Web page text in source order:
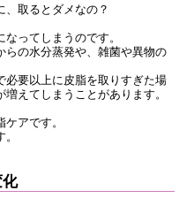
、取るとダメなの？
ってしまうのです。
らの水分蒸発や、雑菌や異物の
必要以上に皮脂を取りすぎた場
えてしまうことがあります。
アです。